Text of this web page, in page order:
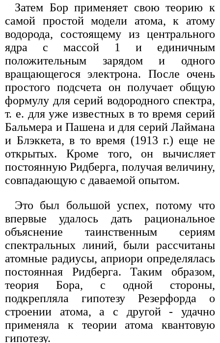
Затем Бор применяет свою теорию к
самой простой модели атома, к атому
водорода, состоящему из центрального
ядра с массой 1 и единичным
положительным зарядом и одного
вращающегося электрона. После очень
простого подсчета он получает общую
формулу для серий водородного спектра,
т. е. для уже известных в то время серий
Бальмера и Пашена и для серий Лаймана
и Блэккета, в то время (1913 г.) еще не
открытых. Кроме того, он вычисляет
постоянную Ридберга, получая величину,
совпадающую с даваемой опытом.
Это был большой успех, потому что
впервые удалось дать рациональное
объяснение таинственным сериям
спектральных линий, были рассчитаны
атомные радиусы, априори определялась
постоянная Ридберга. Таким образом,
теория Бора, с одной стороны,
подкрепляла гипотезу Резерфорда о
строении атома, а с другой - удачно
применяла к теории атома квантовую
гипотезу.